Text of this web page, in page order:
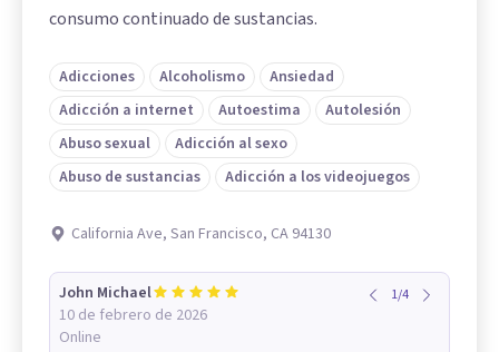
consumo continuado de sustancias.
Adicciones Alcoholismo
Ansiedad
Adicción a internet
Autoestima
Autolesión
Abuso sexual
Adicción al sexo
Abuso de sustancias
Adicción a los videojuegos
California Ave, San Francisco, CA 94130
John Michael
10 de febrero de 2026
Online
1/4